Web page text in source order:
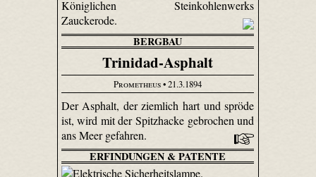
Königlichen Steinkohlenwerks
Zauckerode.
BERGBAU
Trinidad-Asphalt
Prometheus• 21.3.1894
Der Asphalt, der ziemlich hart und spröde
ist, wird mit der Spitzhacke gebrochen und
ans Meer gefahren.
ERFINDUNGEN & PATENTE